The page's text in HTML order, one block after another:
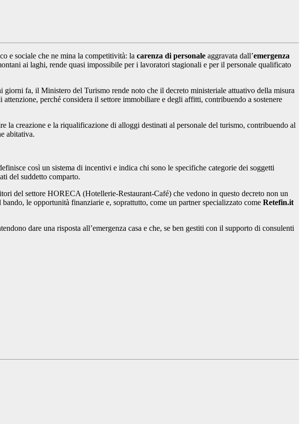
e sociale che ne mina la competitività: la carenza di personale aggravata dall’emergenza
ai laghi, rende quasi impossibile per i lavoratori stagionali e per il personale qualificato
fa, il Ministero del Turismo rende noto che il decreto ministeriale attuativo della misura
perché considera il settore immobiliare e degli affitti, contribuendo a sostenere
la creazione e la riqualificazione di alloggi destinati al personale del turismo, contribuendo al
abitativa.
così un sistema di incentivi e indica chi sono le specifiche categorie dei soggetti
del suddetto comparto.
del settore HORECA (Hotellerie-Restaurant-Café) che vedono in questo decreto non un
le opportunità finanziarie e, soprattutto, come un partner specializzato come Retefin.it
dare una risposta all’emergenza casa e che, se ben gestiti con il supporto di consulenti